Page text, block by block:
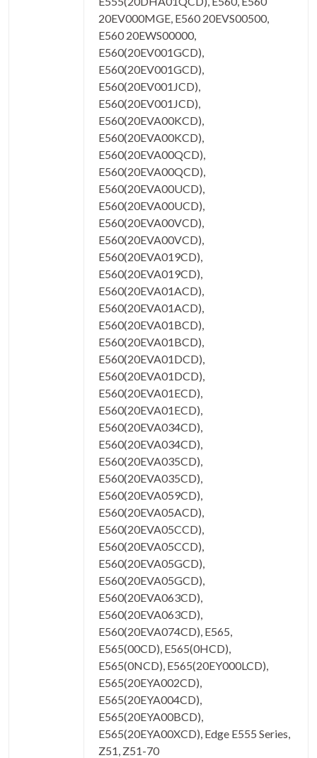
20EV000MGE, E560 20EVS00500,
E560 20EWS00000,
E560(20EV001GCD),
E560(20EV001GCD),
E560(20EV001JCD),
E560(20EV001JCD),
E560(20EVA00KCD),
E560(20EVA00KCD),
E560(20EVA00QCD),
E560(20EVA00QCD),
E560(20EVA00UCD),
E560(20EVA00UCD),
E560(20EVA00VCD),
E560(20EVA00VCD),
E560(20EVA019CD),
E560(20EVA019CD),
E560(20EVA01ACD),
E560(20EVA01ACD),
E560(20EVA01BCD),
E560(20EVA01BCD),
E560(20EVA01DCD),
E560(20EVA01DCD),
E560(20EVA01ECD),
E560(20EVA01ECD),
E560(20EVA034CD),
E560(20EVA034CD),
E560(20EVA035CD),
E560(20EVA035CD),
E560(20EVA059CD),
E560(20EVA05ACD),
E560(20EVA05CCD),
E560(20EVA05CCD),
E560(20EVA05GCD),
E560(20EVA05GCD),
E560(20EVA063CD),
E560(20EVA063CD),
E560(20EVA074CD), E565,
E565(00CD), E565(0HCD),
E565(0NCD), E565(20EY000LCD),
E565(20EYA002CD),
E565(20EYA004CD),
E565(20EYA00BCD),
E565(20EYA00XCD), Edge E555 Series,
Z51, Z51-70